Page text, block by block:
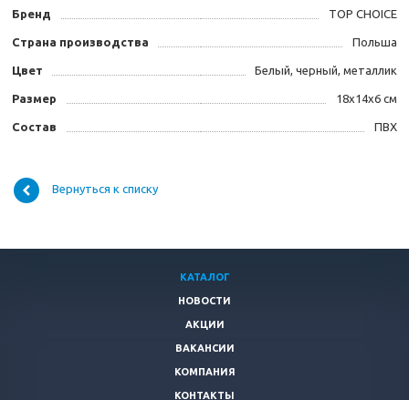
Бренд TOP CHOICE
Страна производства Польша
Цвет Белый, черный, металлик
Размер 18х14х6 см
Состав ПВХ
Вернуться к списку
КАТАЛОГ
НОВОСТИ
АКЦИИ
ВАКАНСИИ
КОМПАНИЯ
КОНТАКТЫ